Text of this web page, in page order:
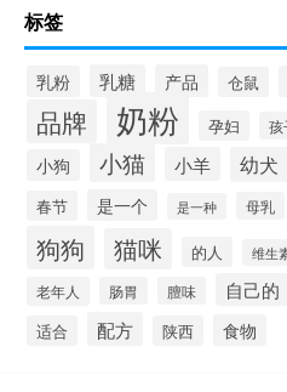
标签
乳粉 乳糖 产品 仓鼠
品牌 奶粉 孕妇 孩
小狗 小猫 小羊 幼犬
春节 是一个 是一种 母乳
狗狗 猫咪 的人 维生
老年人 肠胃 膻味 自己的
适合 配方 陕西 食物